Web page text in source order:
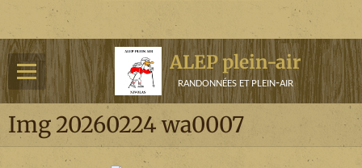
ALEP plein-air
randonnées et plein-air
Img 20260224 wa0007